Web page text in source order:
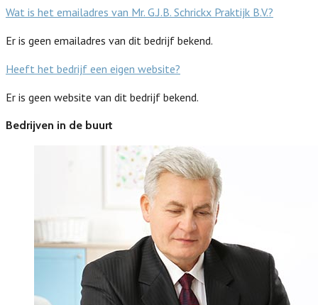
Wat is het emailadres van Mr. G.J.B. Schrickx Praktijk B.V.?
Er is geen emailadres van dit bedrijf bekend.
Heeft het bedrijf een eigen website?
Er is geen website van dit bedrijf bekend.
Bedrijven in de buurt